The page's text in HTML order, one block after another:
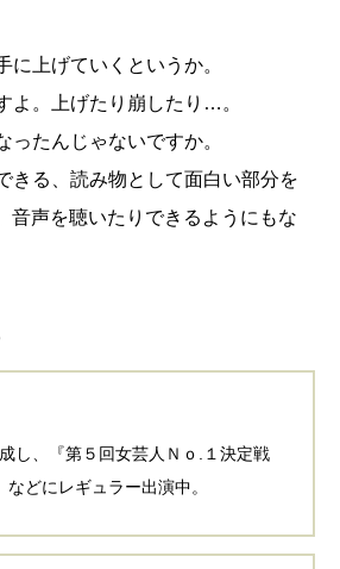
上げていくというか。
よ。上げたり崩したり…。
たんじゃないですか。
きる、読み物として面白い部分を
音声を聴いたりできるようにもな
し、『第５回女芸人Ｎｏ.１決定戦
どにレギュラー出演中。